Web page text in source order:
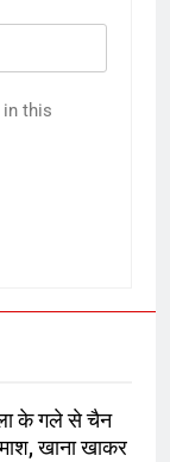
in this
के गले से चैन
खाना खाकर
FTA से
को वैश्विक अवसर
हुए डायरेक्टर
आरोप-नशीली
गोलियां